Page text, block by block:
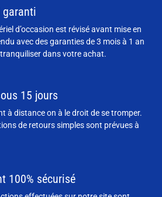
garanti
d’occasion est révisé avant mise en
avec des garanties de 3 mois à 1 an
dans votre achat.
15 jours
à distance on à le droit de se tromper.
de retours simples sont prévues à
100% sécurisé